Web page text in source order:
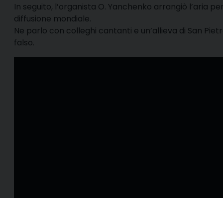
In seguito, l’organista O. Yanchenko arrangiò l’aria
diffusione mondiale.
Ne parlo con colleghi cantanti e un’allieva di San
falso.